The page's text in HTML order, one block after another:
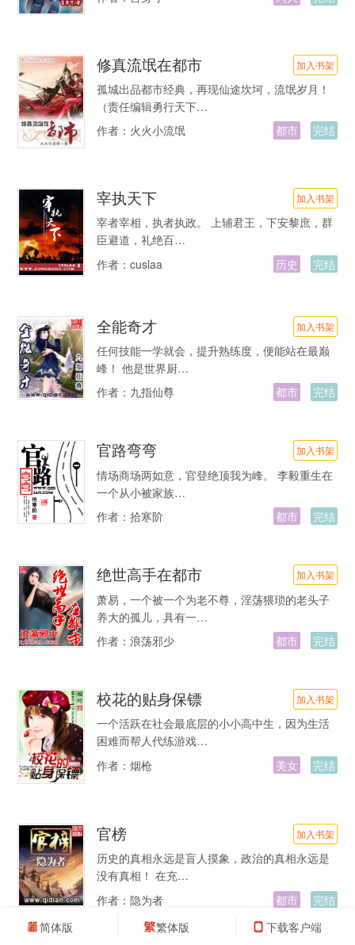
修真流氓在都市 加入书架
孤城出品都市经典，再现仙途坎坷，流氓岁月！
（责任编辑勇行天下…
作者： 火火小流氓 都市 完结
宰执天下 加入书架
宰者宰相，执者执政。 上辅君王，下安黎庶，群
臣避道，礼绝百…
作者： cuslaa 历史 完结
全能奇才 加入书架
任何技能一学就会，提升熟练度，便能站在最巅
峰！ 他是世界厨…
作者： 九指仙尊 都市 完结
官路弯弯 加入书架
情场商场两如意，官登绝顶我为峰。 李毅重生在
一个从小被家族…
作者： 拾寒阶 都市 完结
绝世高手在都市 加入书架
萧易，一个被一个为老不尊，淫荡猥琐的老头子
养大的孤儿，具有一…
作者： 浪荡邪少 都市 完结
校花的贴身保镖 加入书架
一个活跃在社会最底层的小小高中生，因为生活
困难而帮人代练游戏…
作者： 烟枪 美女 完结
官榜 加入书架
历史的真相永远是盲人摸象，政治的真相永远是
没有真相！ 在充…
作者： 隐为者 都市
完结
简体版
繁体版 下载客户端